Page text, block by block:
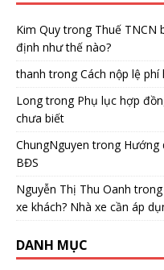
Kim Quytrong Thuế TNCN
định như thế nào?
thanh trongCách nộp lệ
Longtrong Phụ lục hợp
chưa biết
ChungNguyen trong Hướng
BĐS
Nguyễn Thị Thu Oanh trong
xe khách? Nhà xe cần áp
DANH MỤC